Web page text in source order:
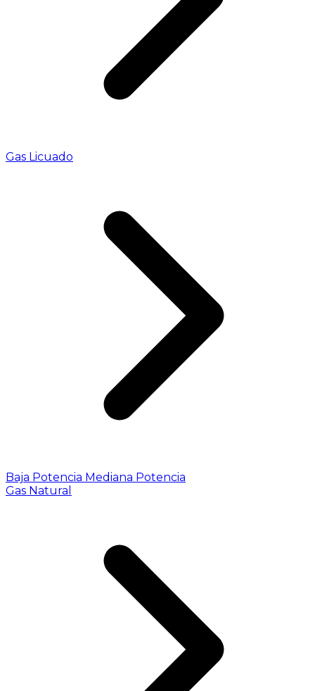
Gas Licuado
Baja Potencia Mediana Potencia
Gas Natural